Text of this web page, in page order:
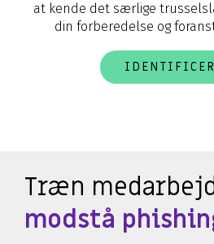
at kende det særlige
din forberedelse og
Træn
modstå